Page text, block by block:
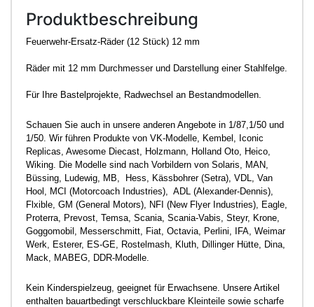
Produktbeschreibung
Feuerwehr-Ersatz-Räder (12 Stück) 12 mm
Räder mit 12 mm Durchmesser und Darstellung einer Stahlfelge.
Für Ihre Bastelprojekte, Radwechsel an Bestandmodellen.
Schauen Sie auch in unsere anderen Angebote in 1/87,1/50 und
1/50. Wir führen Produkte von VK-Modelle, Kembel, Iconic
Replicas, Awesome Diecast, Holzmann, Holland Oto, Heico,
Wiking. Die Modelle sind nach Vorbildern von Solaris, MAN,
Büssing, Ludewig, MB, Hess, Kässbohrer (Setra), VDL, Van
Hool, MCI (Motorcoach Industries), ADL (Alexander-Dennis),
Flxible, GM (General Motors), NFI (New Flyer Industries), Eagle,
Proterra, Prevost, Temsa, Scania, Scania-Vabis, Steyr, Krone,
Goggomobil, Messerschmitt, Fiat, Octavia, Perlini, IFA, Weimar
Werk, Esterer, ES-GE, Rostelmash, Kluth, Dillinger Hütte, Dina,
Mack, MABEG, DDR-Modelle.
Kein Kinderspielzeug, geeignet für Erwachsene. Unsere Artikel
enthalten bauartbedingt verschluckbare Kleinteile sowie scharfe